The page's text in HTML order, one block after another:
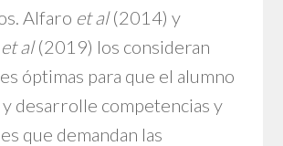
Alfaro et al(2014) y
et al(2019) los consideran
óptimas para que el alumno
desarrolle competencias y
que demandan las